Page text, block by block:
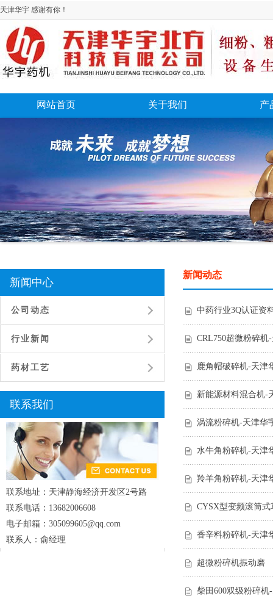
天津华宇 感谢有你！
网站首页 关于我们 产
新闻中心
公司动态
行业新闻
药材工艺
联系我们
联系地址：天津静海经济开发区2号路
联系电话：13682006608
电子邮箱：305099605@qq.com
联系人：俞经理
新闻动态
中药行业3Q认证资
CRL750超微粉碎机
鹿角帽破碎机-天津
新能源材料混合机-
涡流粉碎机-天津华
水牛角粉碎机-天津
羚羊角粉碎机-天津
CYSX型变频滚筒
香辛料粉碎机-天津
超微粉碎机振动磨
柴田600双级粉碎